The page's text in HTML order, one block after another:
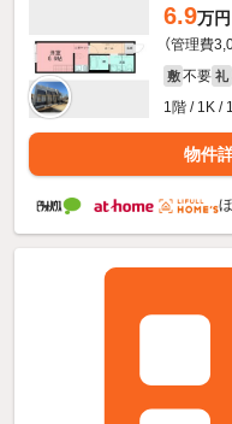
6.9万円
（管理費
敷 不要 礼
1階 / 1K /
物件